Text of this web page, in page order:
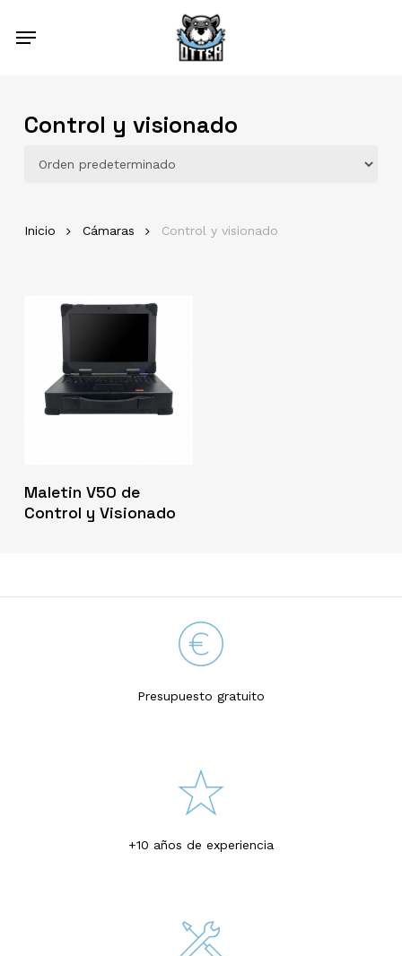
Menu
Control y visionado
Inicio Cámaras Control y visionado
Maletin V50 de
Control y Visionado
Presupuesto gratuito
+10 años de experiencia